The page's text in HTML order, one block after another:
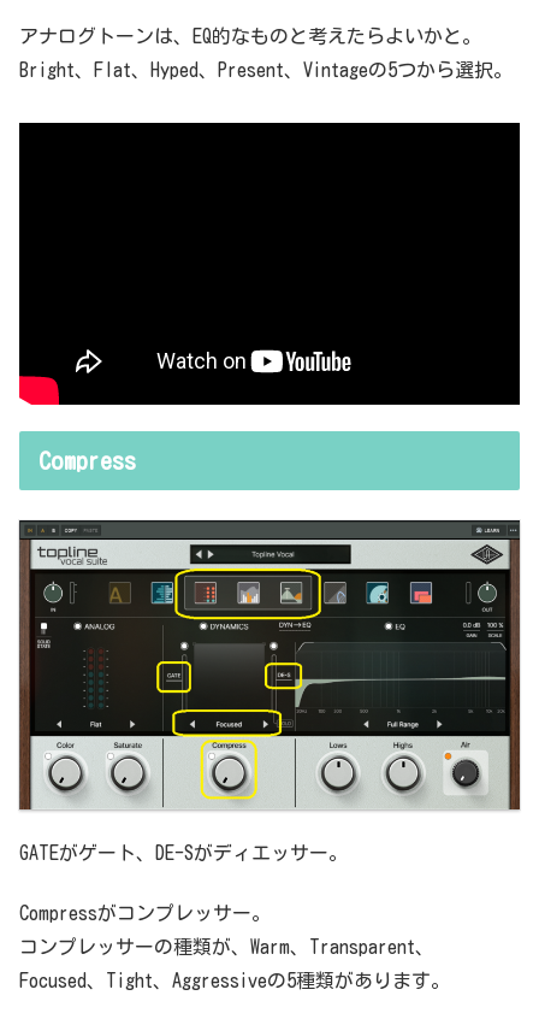
アナログトーンは、EQ的なものと考えたらよいかと。
Bright、Flat、Hyped、Present、Vintageの5つから選択。
Compress
GATEがゲート、DE-Sがディエッサー。
Compressがコンプレッサー。
コンプレッサーの種類が、Warm、Transparent、
Focused、Tight、Aggressiveの5種類があります。